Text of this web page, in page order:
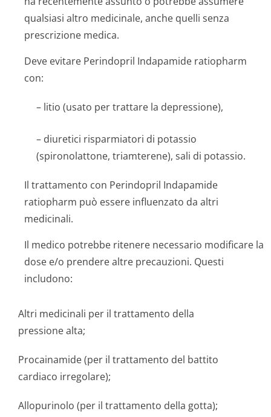
qualsiasi altro medicinale, anche quelli senza
prescrizione medica.
Deve evitare Perindopril Indapamide ratiopharm
con:
– litio (usato per trattare la depressione),
– diuretici risparmiatori di potassio
(spironolattone, triamterene), sali di potassio.
Il trattamento con Perindopril Indapamide
ratiopharm può essere influenzato da altri
medicinali.
Il medico potrebbe ritenere necessario modificare la
dose e/o prendere altre precauzioni. Questi
includono:
Altri medicinali per il trattamento della
pressione alta;
Procainamide (per il trattamento del battito
cardiaco irregolare);
Allopurinolo (per il trattamento della gotta);